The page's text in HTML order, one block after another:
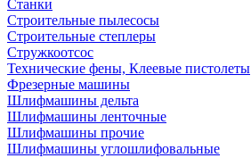
Станки
Строительные пылесосы
Строительные степлеры
Стружкоотсос
Технические фены, Клеевые пистолеты
Фрезерные машины
Шлифмашины дельта
Шлифмашины ленточные
Шлифмашины прочие
Шлифмашины углошлифовальные